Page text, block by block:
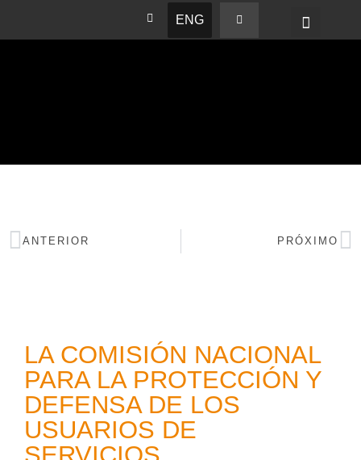
ENG
ANTERIOR PRÓXIMO
LA COMISIÓN NACIONAL
PARA LA PROTECCIÓN Y
DEFENSA DE LOS
USUARIOS DE